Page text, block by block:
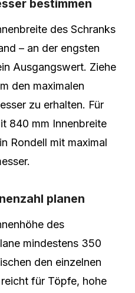
bestimmen
des Schranks
– an der engsten
Ausgangswert. Ziehe
den maximalen
zu erhalten. Für
840 mm Innenbreite
Rondell mit maximal
planen
des
mindestens 350
den einzelnen
für Töpfe, hohe